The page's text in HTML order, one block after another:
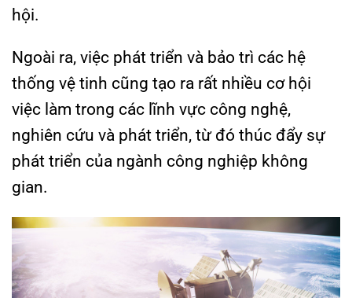
hội.
Ngoài ra, việc phát triển và bảo trì các hệ
thống vệ tinh cũng tạo ra rất nhiều cơ hội
việc làm trong các lĩnh vực công nghệ,
nghiên cứu và phát triển, từ đó thúc đẩy sự
phát triển của ngành công nghiệp không
gian.